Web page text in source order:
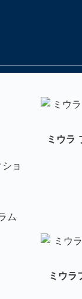
ミウラ
ミウラ
ョ
ム